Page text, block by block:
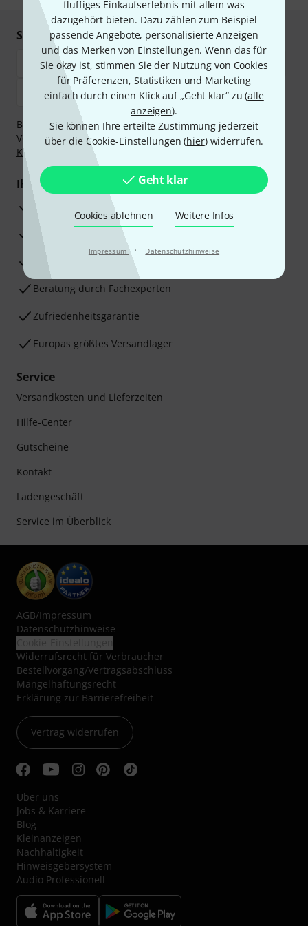
fluffiges Einkaufserlebnis mit allem was
dazugehört bieten. Dazu zählen zum Beispiel
passende Angebote, personalisierte Anzeigen
und das Merken von Einstellungen. Wenn das für
Sie okay ist, stimmen Sie der Nutzung von Cookies
für Präferenzen, Statistiken und Marketing
einfach durch einen Klick auf „Geht klar“ zu (alle
anzeigen).
Sie können Ihre erteilte Zustimmung jederzeit
über die Cookie-Einstellungen (hier) widerrufen.
Geht klar
Cookies ablehnen Weitere Infos
Impressum · Datenschutzhinweise
Sicher einkaufen & bezahlen
Bezahlen Sie vertraulich und sicher per Nachnahme,
Vorkasse, PayPal, Amazon Pay,Klarna Sofort bezahlen
Klarna Ratenzahlung
Ihre Vorteile
3 Jahre Thomann Garantie
30 Tage Money-Back-Garantie
Beratung durch Fachexperten
Zufriedenheitsgarantie
Europas größtes Versandlager
Service
Versandkosten und Lieferzeiten
Hilfe-Center
Gutscheine
Kontakt
Ladengeschäft
Service im Überblick
AGB/Impressum
Datenschutzhinweise
Widerrufsrecht für Verbraucher
Bestellvorgang/Vertragsabschluss
Mängelhaftungsrecht
Erklärung zur Barrierefreiheit
Vertrag widerrufen
Über uns
Jobs & Karriere
Blog
Kleinanzeigen
Nachhaltigkeit
Hinweisgebersystem
Audio Professionell